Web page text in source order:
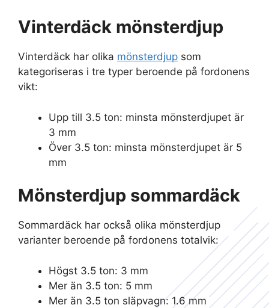
Vinterdäck mönsterdjup
Vinterdäck har olika mönsterdjup som
kategoriseras i tre typer beroende på fordonens
vikt:
Upp till 3.5 ton: minsta mönsterdjupet är
3 mm
Över 3.5 ton: minsta mönsterdjupet är 5
mm
Mönsterdjup sommardäck
Sommardäck har också olika mönsterdjup
varianter beroende på fordonens totalvik:
Högst 3.5 ton: 3 mm
Mer än 3.5 ton: 5 mm
Mer än 3.5 ton släpvagn: 1.6 mm